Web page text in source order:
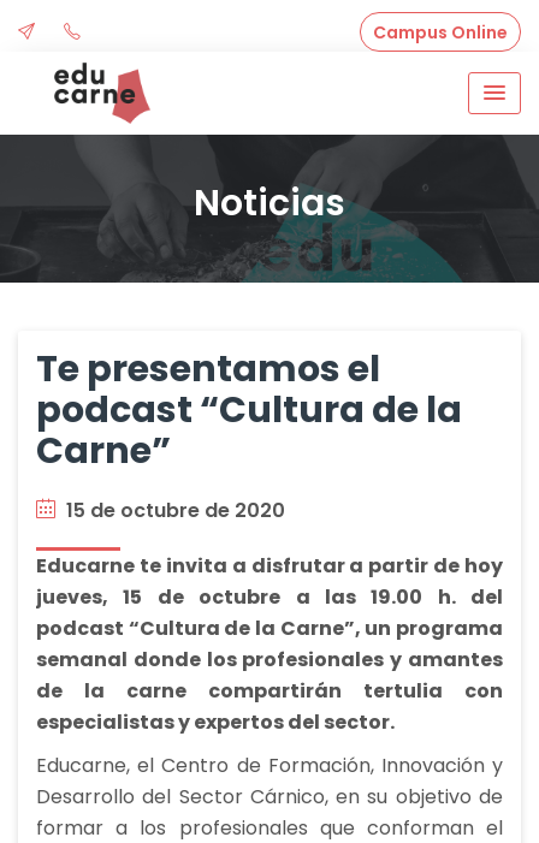
content
Campus Online
Noticias
Te presentamos el
podcast “Cultura de la
Carne”
15 de octubre de 2020
Educarne te invita a disfrutar a partir de hoy
jueves, 15 de octubre a las 19.00 h. del
podcast “Cultura de la Carne”, un programa
semanal donde los profesionales y amantes
de la carne compartirán tertulia con
especialistas y expertos del sector.
Educarne, el Centro de Formación, Innovación y
Desarrollo del Sector Cárnico, en su objetivo de
formar a los profesionales que conforman el